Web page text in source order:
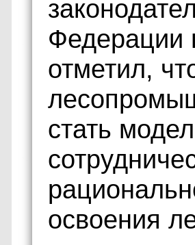
Федерации
отметил,
стать
освоения